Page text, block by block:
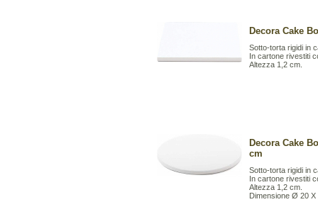
Decora Cake
Sotto-torta rigidi in
In cartone rivestiti
Altezza 1,2 cm.
Decora Cake
cm
Sotto-torta rigidi in
In cartone rivestiti
Altezza 1,2 cm.
Dimensione Ø 20 X